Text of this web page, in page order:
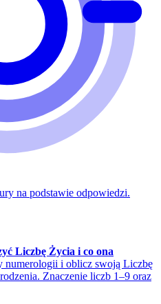
na podstawie odpowiedzi.
Liczbę Życia i co ona
numerologii i oblicz swoją Liczbę
Znaczenie liczb 1–9 oraz